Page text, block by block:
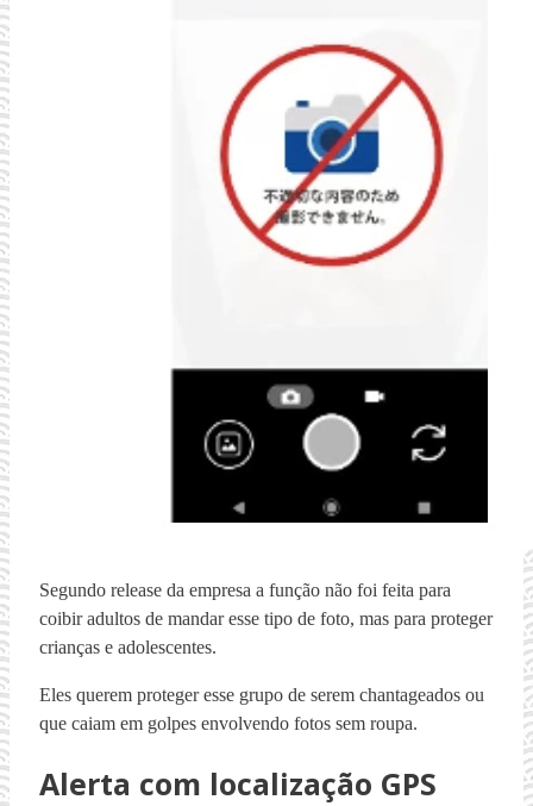
Segundo release da empresa a função não foi feita para
coibir adultos de mandar esse tipo de foto, mas para proteger
crianças e adolescentes.
Eles querem proteger esse grupo de serem chantageados ou
que caiam em golpes envolvendo fotos sem roupa.
Alerta com localização GPS